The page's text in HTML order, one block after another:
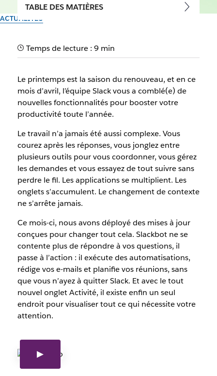
ACTUALITÉS
Nouveautés Slack :
Par l’équipe Slack
13 mai 2026
TABLE DES MATIÈRES
Temps de lecture : 9 min
Le printemps est la saison du renouveau, et en ce
mois d’avril, l’équipe Slack vous a comblé(e) de
nouvelles fonctionnalités pour booster votre
productivité toute l’année.
Le travail n’a jamais été aussi complexe. Vous
courez après les réponses, vous jonglez entre
plusieurs outils pour vous coordonner, vous gérez
les demandes et vous essayez de tout suivre sans
perdre le fil. Les applications se multiplient. Les
onglets s’accumulent. Le changement de contexte
ne s’arrête jamais.
Ce mois-ci, nous avons déployé des mises à jour
conçues pour changer tout cela. Slackbot ne se
contente plus de répondre à vos questions, il
passe à l’action : il exécute des automatisations,
rédige vos e-mails et planifie vos réunions, sans
que vous n’ayez à quitter Slack. Et avec le tout
nouvel onglet Activité, il existe enfin un seul
endroit pour visualiser tout ce qui nécessite votre
attention.